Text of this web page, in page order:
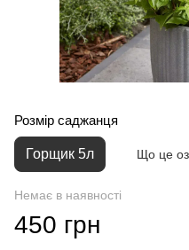
Розмір саджанця
Горщик 5л Що це
Немає в наявності
450 грн